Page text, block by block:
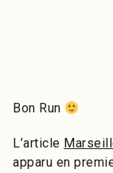
Bon Run
L’article
apparu en